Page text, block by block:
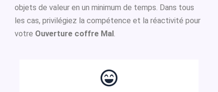
objets de valeur en un minimum de temps. Dans tous
les cas, privilégiez la compétence et la réactivité pour
votre Ouverture coffre Mal .